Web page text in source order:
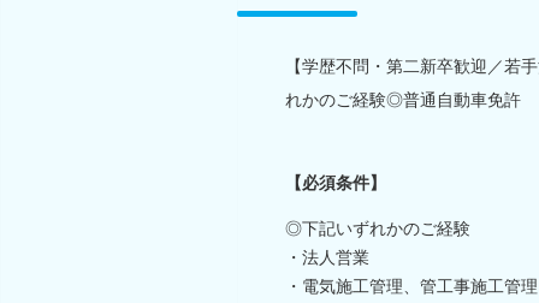
【学歴不問・第二新卒歓迎／若
れかのご経験◎普通自動車免許
【必須条件】
◎下記いずれかのご経験
・法人営業
・電気施工管理、管工事施工管